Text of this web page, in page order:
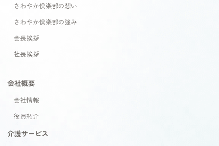
さわやか倶楽部の想い
さわやか倶楽部の強み
会長挨拶
社長挨拶
会社概要
会社情報
役員紹介
介護サービス